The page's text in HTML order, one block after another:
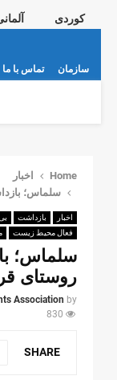
کوردی
سازمان تماس با ما
Home
اخبار
سلماس؛
اخبار بازداشت
فعال محیط زیست
سلماس؛
روستای
by
Association
830
SHARE